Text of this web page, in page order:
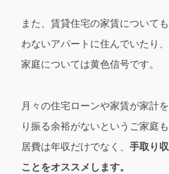
また、賃貸住宅の家賃について
わないアパートに住んでいたり
家庭については黄色信号です。
月々の住宅ローンや家賃が家計
り振る余裕がないというご家庭
居費は年収だけでなく、 手取り
ことをオススメします。